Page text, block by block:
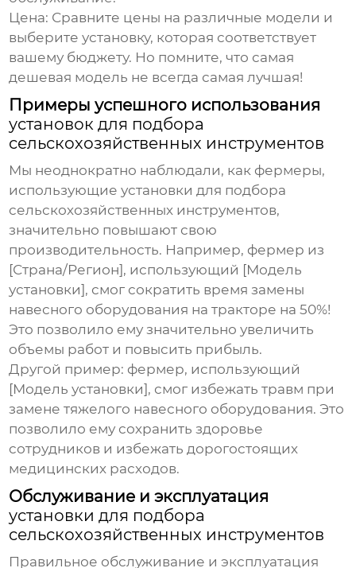
Цена: Сравните цены на различные модели и
выберите установку, которая соответствует
вашему бюджету. Но помните, что самая
дешевая модель не всегда самая лучшая!
Примеры успешного использования
установок для подбора
сельскохозяйственных инструментов
Мы неоднократно наблюдали, как фермеры,
использующиеустановки для подбора
сельскохозяйственных инструментов,
значительно повышают свою
производительность. Например, фермер из
[Страна/Регион], использующий [Модель
установки], смог сократить время замены
навесного оборудования на тракторе на 50%!
Это позволило ему значительно увеличить
объемы работ и повысить прибыль.
Другой пример: фермер, использующий
[Модель установки], смог избежать травм при
замене тяжелого навесного оборудования. Это
позволило ему сохранить здоровье
сотрудников и избежать дорогостоящих
медицинских расходов.
Обслуживание и эксплуатация
установки для подбора
сельскохозяйственных инструментов
Правильное обслуживание и эксплуатация